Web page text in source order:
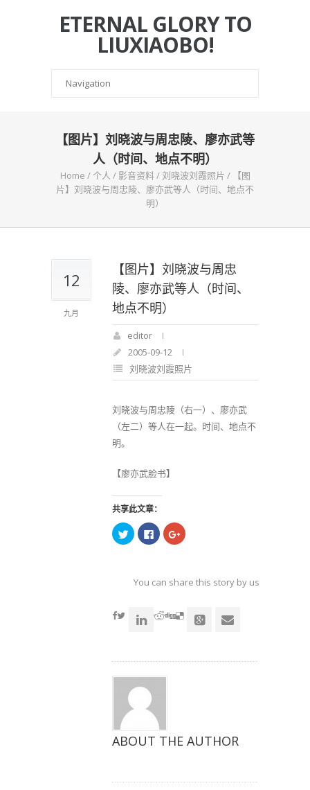
ETERNAL GLORY TO
LIUXIAOBO!
【图片】刘晓波与周忠陵、廖亦武等
人（时间、地点不明）
Home /个人 / 影音资料/刘晓波刘霞照片 /
【图
片】刘晓波与周忠陵、廖亦武等人（时间、地点不
明）
12
九月
【图片】刘晓波与周忠
陵、廖亦武等人（时间、
地点不明）
editor
2005-09-12
刘晓波刘霞照片
刘晓波与周忠陵（右一）、廖亦武
（左二）等人在一起。时间、地点不
明。
【廖亦武脸书】
共享此文章：
点
击
共
享
窗
口
点
击
共
享
窗
口
点
击
共
享
窗
口
You can share this story by using your
ABOUT THE AUTHOR